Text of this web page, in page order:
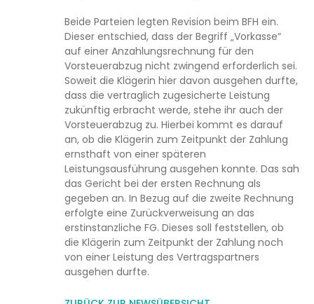
Beide Parteien legten Revision beim BFH ein.
Dieser entschied, dass der Begriff „Vorkasse“
auf einer Anzahlungsrechnung für den
Vorsteuerabzug nicht zwingend erforderlich sei.
Soweit die Klägerin hier davon ausgehen durfte,
dass die vertraglich zugesicherte Leistung
zukünftig erbracht werde, stehe ihr auch der
Vorsteuerabzug zu. Hierbei kommt es darauf
an, ob die Klägerin zum Zeitpunkt der Zahlung
ernsthaft von einer späteren
Leistungsausführung ausgehen konnte. Das sah
das Gericht bei der ersten Rechnung als
gegeben an. In Bezug auf die zweite Rechnung
erfolgte eine Zurückverweisung an das
erstinstanzliche FG. Dieses soll feststellen, ob
die Klägerin zum Zeitpunkt der Zahlung noch
von einer Leistung des Vertragspartners
ausgehen durfte.